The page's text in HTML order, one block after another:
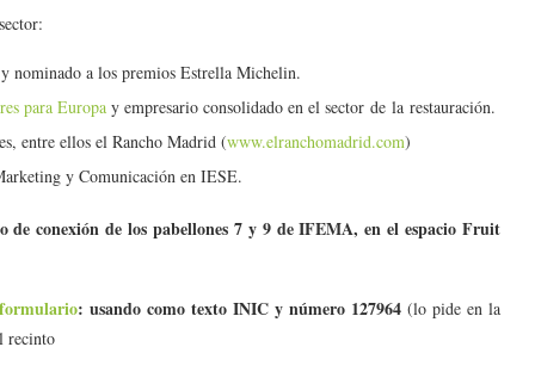
nominado a los premios Estrella Michelin.
para Europa y empresario consolidado en el sector de la restauración.
entre ellos el Rancho Madrid (www.elranchomadrid.com)
y Comunicación en IESE.
de conexión de los pabellones 7 y 9 de IFEMA, en el espacio Fruit
: usando como texto INIC y número 127964 (lo pide en la
recinto